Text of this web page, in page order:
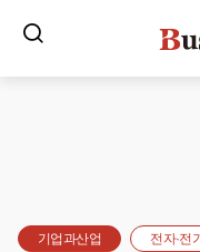
기업과산업 전자·전